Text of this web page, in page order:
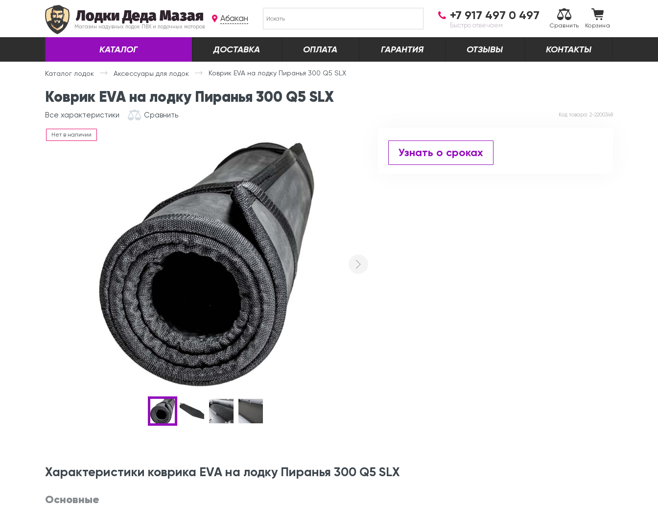
Лодки Деда Мазая
Магазин надувных лодок ПВХ и лодочных моторов
Абакан +7 917 497 0 497
Быстро отвечаем Сравнить Корзина
КАТАЛОГ ДОСТАВКА ОПЛАТА ГАРАНТИЯ ОТЗЫВЫ КОНТАКТЫ
Каталог лодок Аксессуары для лодок Коврик EVA на лодку Пиранья 300 Q5 SLХ
Коврик EVA на лодку Пиранья 300 Q5 SLХ
Все характеристики Сравнить Код товара: 2-2200348
Нет в наличии
Узнать о сроках
Характеристики коврика EVA на лодку Пиранья 300 Q5 SLХ
Основные